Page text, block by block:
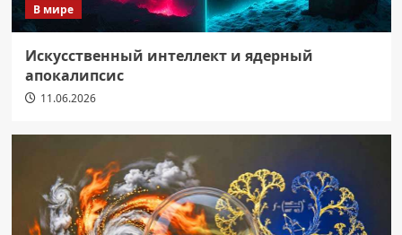
В мире
Искусственный интеллект и ядерный
апокалипсис
11.06.2026